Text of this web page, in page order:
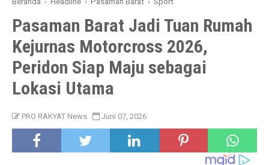
Pasaman Barat Jadi Tuan Rumah
Kejurnas Motorcross 2026,
Peridon Siap Maju sebagai
Lokasi Utama
PRO RAKYAT News Juni 07, 2026